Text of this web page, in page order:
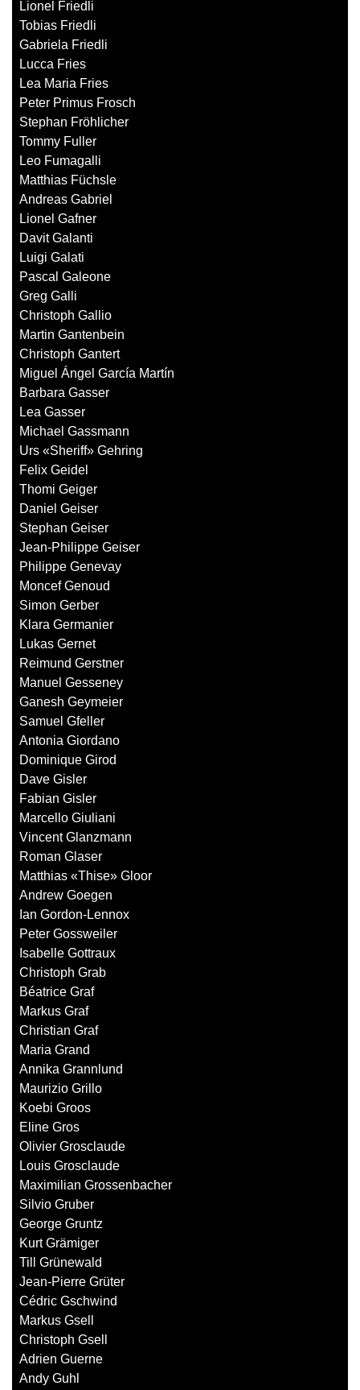
Lionel Friedli
Tobias Friedli
Gabriela Friedli
Lucca Fries
Lea Maria Fries
Peter Primus Frosch
Stephan Fröhlicher
Tommy Fuller
Leo Fumagalli
Matthias Füchsle
Andreas Gabriel
Lionel Gafner
Davit Galanti
Luigi Galati
Pascal Galeone
Greg Galli
Christoph Gallio
Martin Gantenbein
Christoph Gantert
Miguel Ángel García Martín
Barbara Gasser
Lea Gasser
Michael Gassmann
Urs «Sheriff» Gehring
Felix Geidel
Thomi Geiger
Daniel Geiser
Stephan Geiser
Jean-Philippe Geiser
Philippe Genevay
Moncef Genoud
Simon Gerber
Klara Germanier
Lukas Gernet
Reimund Gerstner
Manuel Gesseney
Ganesh Geymeier
Samuel Gfeller
Antonia Giordano
Dominique Girod
Dave Gisler
Fabian Gisler
Marcello Giuliani
Vincent Glanzmann
Roman Glaser
Matthias «Thise» Gloor
Andrew Goegen
Ian Gordon-Lennox
Peter Gossweiler
Isabelle Gottraux
Christoph Grab
Béatrice Graf
Markus Graf
Christian Graf
Maria Grand
Annika Grannlund
Maurizio Grillo
Koebi Groos
Eline Gros
Olivier Grosclaude
Louis Grosclaude
Maximilian Grossenbacher
Silvio Gruber
George Gruntz
Kurt Grämiger
Till Grünewald
Jean-Pierre Grüter
Cédric Gschwind
Markus Gsell
Christoph Gsell
Adrien Guerne
Andy Guhl